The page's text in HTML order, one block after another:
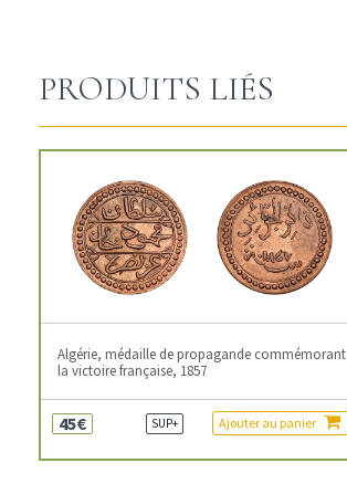
PRODUITS LIÉS
Algérie, médaille de propagande commémorant
la victoire française, 1857
45€ SUP+ Ajouter au panier